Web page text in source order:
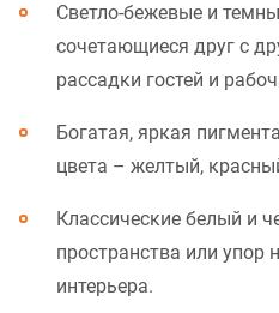
Светло-бежевые и
сочетающиеся друг с
рассадки гостей и
Богатая, яркая
цвета – желтый,
Классические белый и
пространства или упор
интерьера.